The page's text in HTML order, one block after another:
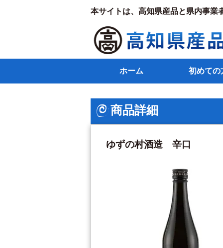
本サイトは、高知県産品と県内事業
ホーム 初めての
商品詳細
ゆずの村酒造 辛口